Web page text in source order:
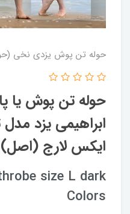
حوله تن پوش یزدی نخی
حوله تن پوش یا
ابراهیمی یزد
ایکس لارج (اصل)
size L dark
Colors